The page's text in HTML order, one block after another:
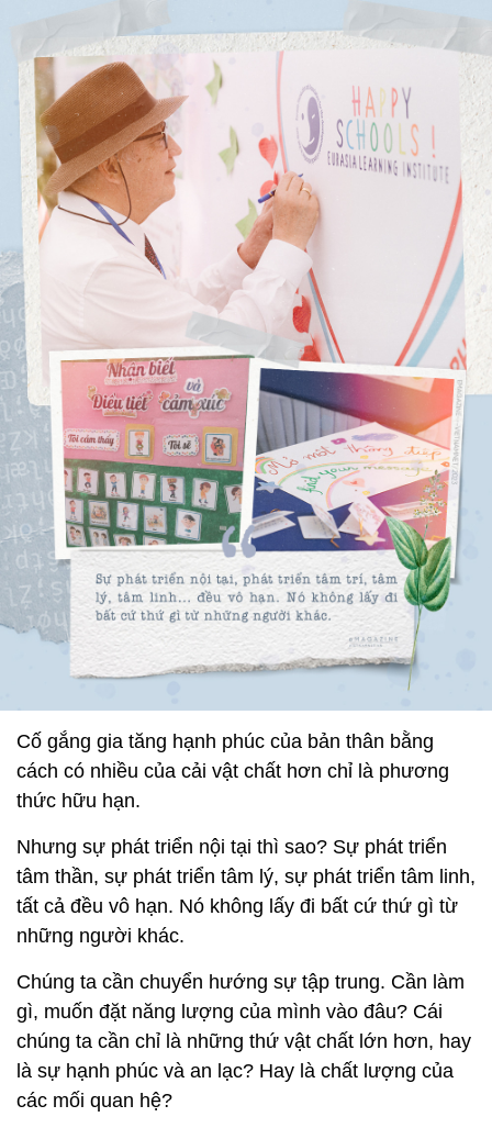
Cố gắng gia tăng hạnh phúc của bản thân bằng
cách có nhiều của cải vật chất hơn chỉ là phương
thức hữu hạn.
Nhưng sự phát triển nội tại thì sao? Sự phát triển
tâm thần, sự phát triển tâm lý, sự phát triển tâm linh,
tất cả đều vô hạn. Nó không lấy đi bất cứ thứ gì từ
những người khác.
Chúng ta cần chuyển hướng sự tập trung. Cần làm
gì, muốn đặt năng lượng của mình vào đâu? Cái
chúng ta cần chỉ là những thứ vật chất lớn hơn, hay
là sự hạnh phúc và an lạc? Hay là chất lượng của
các mối quan hệ?